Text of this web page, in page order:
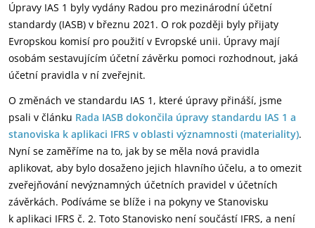
Úpravy IAS 1 byly vydány Radou pro mezinárodní účetní
standardy (IASB) v březnu 2021. O rok později byly přijaty
Evropskou komisí pro použití v Evropské unii. Úpravy mají
osobám sestavujícím účetní závěrku pomoci rozhodnout, jaká
účetní pravidla v ní zveřejnit.
O změnách ve standardu IAS 1, které úpravy přináší, jsme
psali v článku Rada IASB dokončila úpravy standardu IAS 1 a
stanoviska k aplikaci IFRS v oblasti významnosti (materiality).
Nyní se zaměříme na to, jak by se měla nová pravidla
aplikovat, aby bylo dosaženo jejich hlavního účelu, a to omezit
zveřejňování nevýznamných účetních pravidel v účetních
závěrkách. Podíváme se blíže i na pokyny ve Stanovisku
k aplikaci IFRS č. 2. Toto Stanovisko není součástí IFRS, a není